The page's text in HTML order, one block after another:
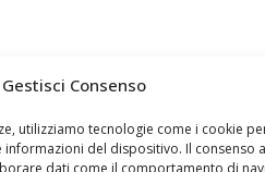
Gestisci Consenso
utilizziamo tecnologie come i cookie
del dispositivo. Il consenso
dati come il comportamento di